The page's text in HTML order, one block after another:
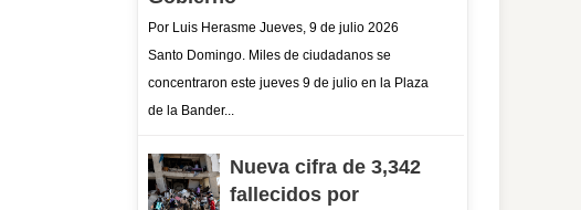
Por Luis Herasme Jueves, 9 de julio 2026
Santo Domingo. Miles de ciudadanos se
concentraron este jueves 9 de julio en la Plaza
de la Bander...
Nueva cifra de 3,342
fallecidos por